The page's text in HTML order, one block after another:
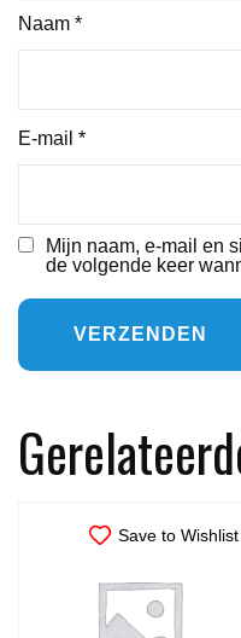
Naam *
E-mail *
Mijn naam, e-mail en
de volgende keer
Save to Wishlist